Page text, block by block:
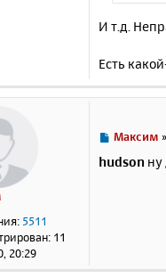
И т.д.
Есть
5511
11
20:29
С
о
Максим
hudson ну